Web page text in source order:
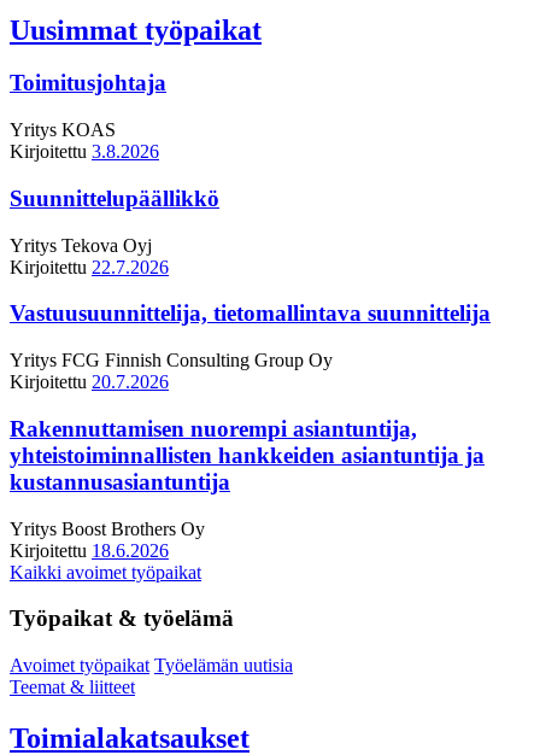
Uusimmat työpaikat
Toimitusjohtaja
Yritys KOAS
Kirjoitettu 3.8.2026
Suunnittelupäällikkö
Yritys Tekova Oyj
Kirjoitettu 22.7.2026
Vastuusuunnittelija, tietomallintava suunnittelija
Yritys FCG Finnish Consulting Group Oy
Kirjoitettu 20.7.2026
Rakennuttamisen nuorempi asiantuntija,
yhteistoiminnallisten hankkeiden asiantuntija ja
kustannusasiantuntija
Yritys Boost Brothers Oy
Kirjoitettu 18.6.2026
Kaikki avoimet työpaikat
Työpaikat & työelämä
Avoimet työpaikat Työelämän uutisia
Teemat & liitteet
Toimialakatsaukset